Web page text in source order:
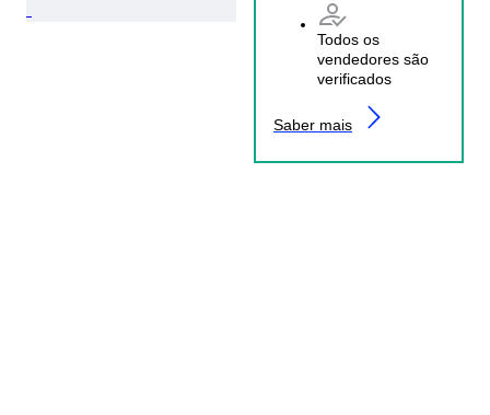
Todos os
vendedores são
verificados
Saber mais